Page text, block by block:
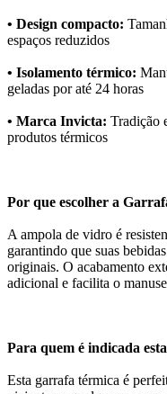
• Design compacto:
espaços reduzidos
• Isolamento térmico:
geladas por até 24 horas
• Marca Invicta: Tradição
produtos térmicos
Por que escolher a
A ampola de vidro é
garantindo que suas
originais. O acabamento
adicional e facilita o
Para quem é indicada
Esta garrafa térmica é